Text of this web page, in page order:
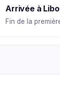
Arrivée à
Fin de la